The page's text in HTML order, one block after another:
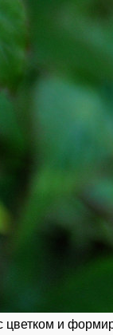
цветком и